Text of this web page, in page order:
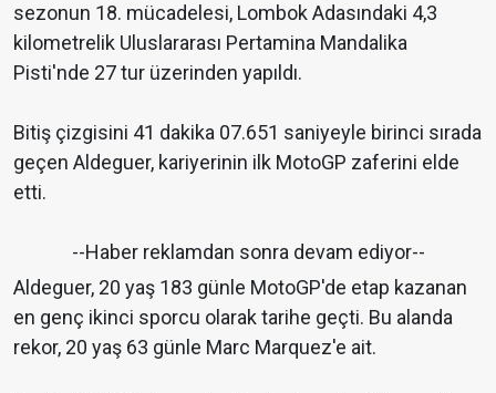
sezonun 18. mücadelesi, Lombok Adasındaki 4,3
kilometrelik Uluslararası Pertamina Mandalika
Pisti'nde 27 tur üzerinden yapıldı.
Bitiş çizgisini 41 dakika 07.651 saniyeyle birinci sırada
geçen Aldeguer, kariyerinin ilk MotoGP zaferini elde
etti.
--Haber reklamdan sonra devam ediyor--
Aldeguer, 20 yaş 183 günle MotoGP'de etap kazanan
en genç ikinci sporcu olarak tarihe geçti. Bu alanda
rekor, 20 yaş 63 günle Marc Marquez'e ait.